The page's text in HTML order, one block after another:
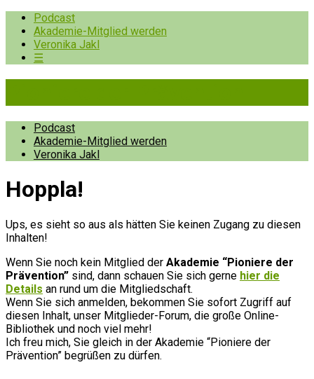
Podcast
Akademie-Mitglied werden
Veronika Jakl
☰
Podcast
Akademie-Mitglied werden
Veronika Jakl
Hopp­la!
Ups, es sieht so aus als hätten Sie keinen Zugang zu diesen
Inhalten!
Wenn Sie noch kein Mitglied der Akademie “Pioniere der
Prävention” sind, dann schauen Sie sich gerne hier die
Details an rund um die Mitgliedschaft.
Wenn Sie sich anmelden, bekommen Sie sofort Zugriff auf
diesen Inhalt, unser Mitglieder-Forum, die große Online-
Bibliothek und noch viel mehr!
Ich freu mich, Sie gleich in der Akademie “Pioniere der
Prävention” begrüßen zu dürfen.